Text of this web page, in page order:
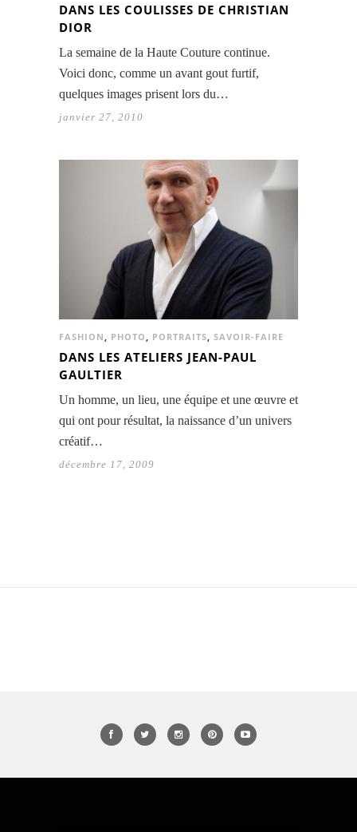
DANS LES COULISSES DE CHRISTIAN
DIOR
La semaine de la Haute Couture continue.
Voici donc, comme un avant gout furtif,
quelques images prisent lors du…
janvier 27, 2010
FASHION, PHOTO, PORTRAITS, SAVOIR-FAIRE
DANS LES ATELIERS JEAN-PAUL
GAULTIER
Un homme, un lieu, une équipe et une œuvre et
qui ont pour résultat, la naissance d’un univers
créatif…
décembre 17, 2009